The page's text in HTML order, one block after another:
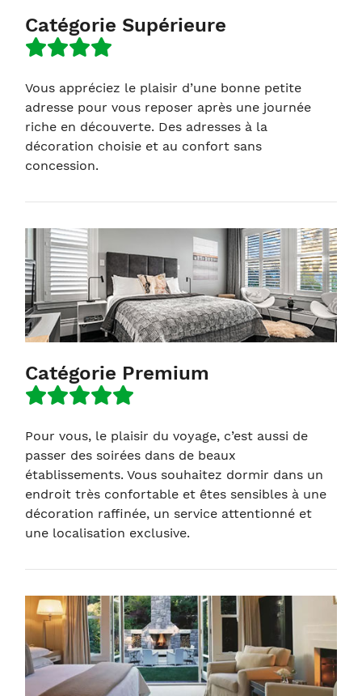
Catégorie Supérieure
Vous appréciez le plaisir d’une bonne petite
adresse pour vous reposer après une journée
riche en découverte. Des adresses à la
décoration choisie et au confort sans
concession.
Catégorie Premium
Pour vous, le plaisir du voyage, c’est aussi de
passer des soirées dans de beaux
établissements. Vous souhaitez dormir dans un
endroit très confortable et êtes sensibles à une
décoration raffinée, un service attentionné et
une localisation exclusive.